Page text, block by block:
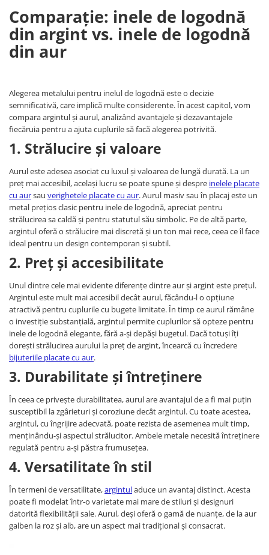
Comparație: inele de logodnă
din argint vs. inele de logodnă
din aur
Alegerea metalului pentru inelul de logodnă este o decizie
semnificativă, care implică multe considerente. În acest capitol, vom
compara argintul și aurul, analizând avantajele și dezavantajele
fiecăruia pentru a ajuta cuplurile să facă alegerea potrivită.
1. Strălucire și valoare
Aurul este adesea asociat cu luxul și valoarea de lungă durată. La un
preț mai accesibil, același lucru se poate spune și despre inelele placate
cu aursau verighetele placate cu aur. Aurul masiv sau în placaj este un
metal prețios clasic pentru inele de logodnă, apreciat pentru
strălucirea sa caldă și pentru statutul său simbolic. Pe de altă parte,
argintul oferă o strălucire mai discretă și un ton mai rece, ceea ce îl face
ideal pentru un design contemporan și subtil.
2. Preț și accesibilitate
Unul dintre cele mai evidente diferențe dintre aur și argint este prețul.
Argintul este mult mai accesibil decât aurul, făcându-l o opțiune
atractivă pentru cuplurile cu bugete limitate. În timp ce aurul rămâne
o investiție substanțială, argintul permite cuplurilor să opteze pentru
inele de logodnă elegante, fără a-și depăși bugetul. Dacă totuși îți
dorești strălucirea aurului la preț de argint, încearcă cu încredere
bijuteriile placate cu aur.
3. Durabilitate și întreținere
În ceea ce privește durabilitatea, aurul are avantajul de a fi mai puțin
susceptibil la zgârieturi și coroziune decât argintul. Cu toate acestea,
argintul, cu îngrijire adecvată, poate rezista de asemenea mult timp,
menținându-și aspectul strălucitor. Ambele metale necesită întreținere
regulată pentru a-și păstra frumusețea.
4. Versatilitate în stil
În termeni de versatilitate,argintuladuce un avantaj distinct. Acesta
poate fi modelat într-o varietate mai mare de stiluri și designuri
datorită flexibilității sale. Aurul, deși oferă o gamă de nuanțe, de la aur
galben la roz și alb, are un aspect mai tradițional și consacrat.